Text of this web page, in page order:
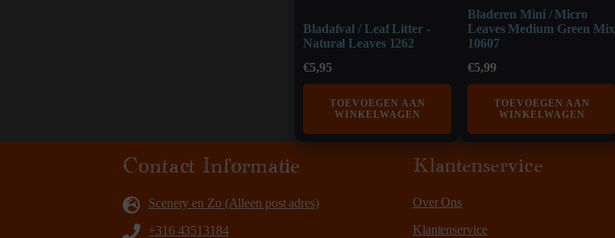
Bladafval / Leaf Litter -
Natural Leaves 1262
€5,95
TOEVOEGEN AAN
WINKELWAGEN
Bladeren Mini / Micro
Leaves Medium Green Mix
10607
€5,99
TOEVOEGEN AAN
WINKELWAGEN
Contact Informatie
Scenery en Zo (Alleen post adres)
+316 43513184
Klantenservice
Over Ons
Klantenservice